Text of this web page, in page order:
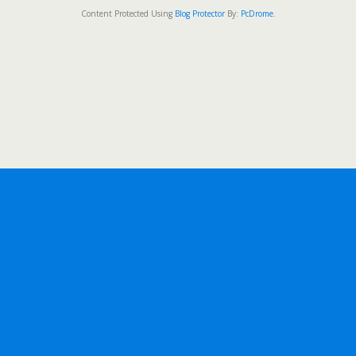
Content Protected Using Blog ProtectorBy: PcDrome.